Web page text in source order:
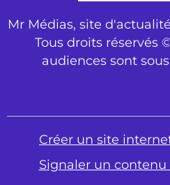
Mr Médias, site
Tous droits réservés
audiences sont
Créer un site
Signaler un